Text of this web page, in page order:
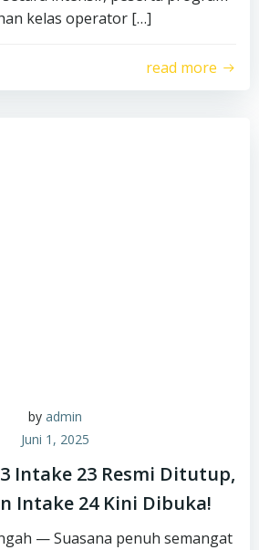
kelas operator […]
read more
by admin
Juni 1, 2025
Intake 23 Resmi Ditutup,
Intake 24 Kini Dibuka!
— Suasana penuh semangat